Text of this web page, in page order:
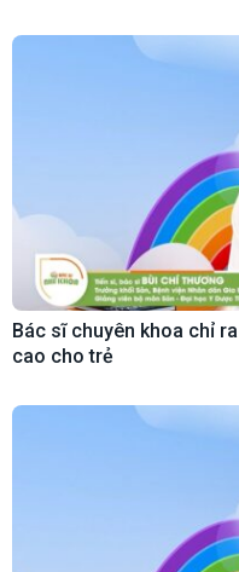
Bác sĩ chuyên khoa chỉ
cao cho trẻ